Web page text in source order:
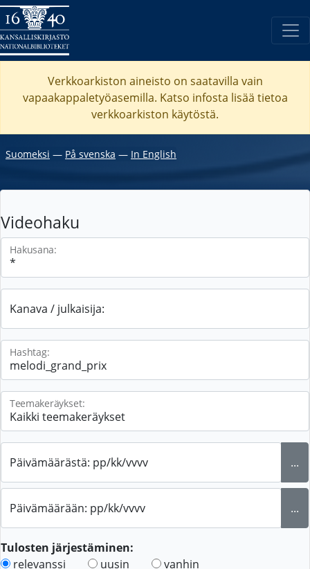
Verkkoarkiston aineisto on saatavilla vain
vapaakappaletyöasemilla. Katso infosta lisää tietoa
verkkoarkiston käytöstä.
Suomeksi ― På svenska ― In English
Videohaku
Hakusana:
Kanava / julkaisija:
Hashtag:
Teemakeräykset:
Päivämäärästä: pp/kk/vvvv ...
Päivämäärään: pp/kk/vvvv ...
Tulosten järjestäminen:
relevanssi
uusin vanhin